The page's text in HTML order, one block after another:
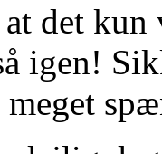
det kun
igen!
meget